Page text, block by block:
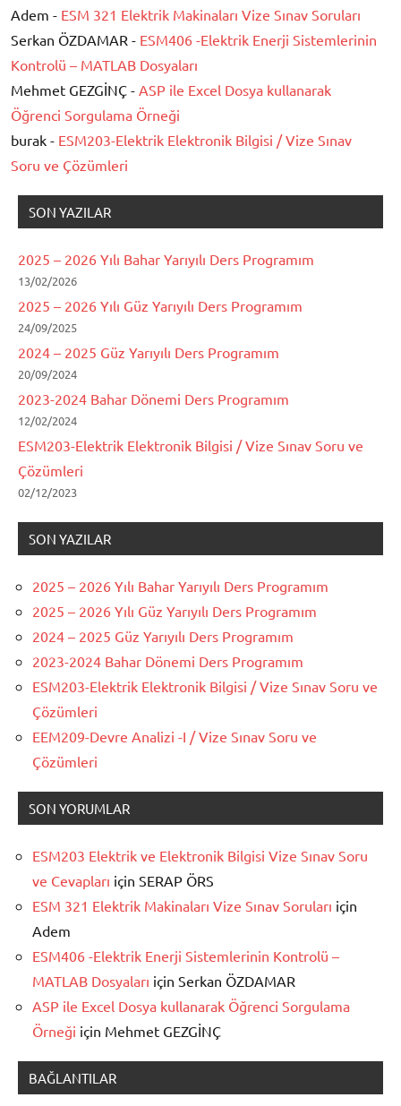
Adem - ESM 321 Elektrik Makinaları Vize Sınav Soruları
Serkan ÖZDAMAR - ESM406 -Elektrik Enerji Sistemlerinin
Kontrolü – MATLAB Dosyaları
Mehmet GEZGİNÇ - ASP ile Excel Dosya kullanarak
Öğrenci Sorgulama Örneği
burak - ESM203-Elektrik Elektronik Bilgisi / Vize Sınav
Soru ve Çözümleri
SON YAZILAR
2025 – 2026 Yılı Bahar Yarıyılı Ders Programım
13/02/2026
2025 – 2026 Yılı Güz Yarıyılı Ders Programım
24/09/2025
2024 – 2025 Güz Yarıyılı Ders Programım
20/09/2024
2023-2024 Bahar Dönemi Ders Programım
12/02/2024
ESM203-Elektrik Elektronik Bilgisi / Vize Sınav Soru ve
Çözümleri
02/12/2023
SON YAZILAR
2025 – 2026 Yılı Bahar Yarıyılı Ders Programım
2025 – 2026 Yılı Güz Yarıyılı Ders Programım
2024 – 2025 Güz Yarıyılı Ders Programım
2023-2024 Bahar Dönemi Ders Programım
ESM203-Elektrik Elektronik Bilgisi / Vize Sınav Soru ve
Çözümleri
EEM209-Devre Analizi -I / Vize Sınav Soru ve
Çözümleri
SON YORUMLAR
ESM203 Elektrik ve Elektronik Bilgisi Vize Sınav Soru
ve Cevapları için SERAP ÖRS
ESM 321 Elektrik Makinaları Vize Sınav Soruları için
Adem
ESM406 -Elektrik Enerji Sistemlerinin Kontrolü –
MATLAB Dosyaları için Serkan ÖZDAMAR
ASP ile Excel Dosya kullanarak Öğrenci Sorgulama
Örneği için Mehmet GEZGİNÇ
BAĞLANTILAR